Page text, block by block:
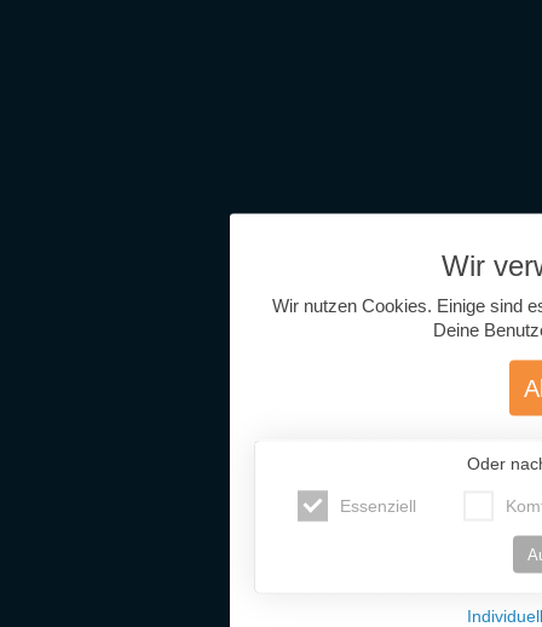
Wir
Wir nutzen Cookies. Einige sind
Deine
Oder
Essenziell